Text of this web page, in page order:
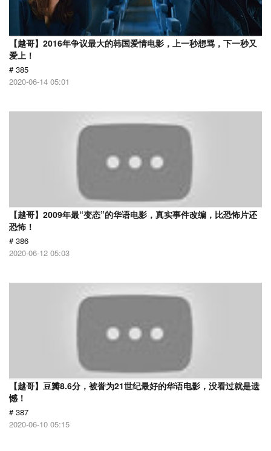
【越哥】2016年争议最大的韩国爱情电影，上一秒想骂，下一秒又
爱上！
# 385
2020-06-14 05:01
【越哥】2009年最“变态”的华语电影，真实事件改编，比恐怖片还
恐怖！
# 386
2020-06-12 05:03
【越哥】豆瓣8.6分，被誉为21世纪最好的华语电影，没看过就是遗
憾！
# 387
2020-06-10 05:15